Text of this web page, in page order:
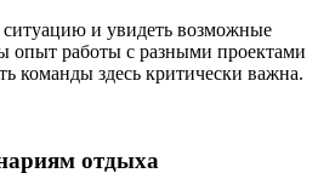
и увидеть возможные
опыт работы с разными проектами
команды здесь критически важна.
отдыха